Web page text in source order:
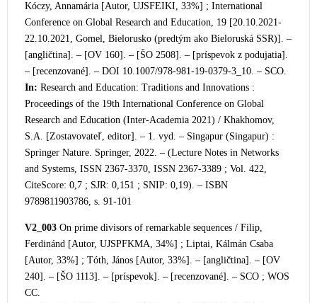
Kóczy, Annamária [Autor, UJSFEIKI, 33%] ; International
Conference on Global Research and Education, 19 [20.10.2021-
22.10.2021, Gomel, Bielorusko (predtým ako Bieloruská SSR)]. –
[angličtina]. – [OV 160]. – [ŠO 2508]. – [príspevok z podujatia].
– [recenzované]. – DOI 10.1007/978-981-19-0379-3_10. – SCO.
In: Research and Education: Traditions and Innovations :
Proceedings of the 19th International Conference on Global
Research and Education (Inter-Academia 2021) / Khakhomov,
S.A. [Zostavovateľ, editor]. – 1. vyd. – Singapur (Singapur) :
Springer Nature. Springer, 2022. – (Lecture Notes in Networks
and Systems, ISSN 2367-3370, ISSN 2367-3389 ; Vol. 422,
CiteScore: 0,7 ; SJR: 0,151 ; SNIP: 0,19). – ISBN
9789811903786, s. 91-101
V2_003 On prime divisors of remarkable sequences / Filip,
Ferdinánd [Autor, UJSPFKMA, 34%] ; Liptai, Kálmán Csaba
[Autor, 33%] ; Tóth, János [Autor, 33%]. – [angličtina]. – [OV
240]. – [ŠO 1113]. – [príspevok]. – [recenzované]. – SCO ; WOS
CC.